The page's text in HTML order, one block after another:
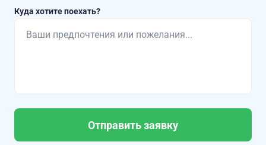
Куда хотите поехать?
Отправить заявку